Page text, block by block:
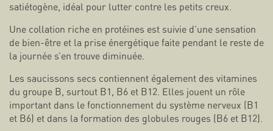
satiétogène, idéal pour lutter contre les petits creux.
Une collation riche en protéines est suivie d’une sensation
de bien-être et la prise énergétique faite pendant le reste de
la journée s’en trouve diminuée.
Les saucissons secs contiennent également des vitamines
du groupe B, surtout B1, B6 et B12. Elles jouent un rôle
important dans le fonctionnement du système nerveux (B1
et B6) et dans la formation des globules rouges (B6 et B12).